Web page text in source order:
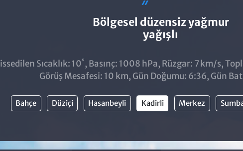
Bölgesel düzensiz yağmur
yağışlı
Sıcaklık: 10°, Basınç: 1008 hPa, Rüzgar: 7 km/s,
Görüş Mesafesi: 10 km, Gün Doğumu: 6:36, Gün
Bahçe Düziçi Hasanbeyli Kadirli Merkez